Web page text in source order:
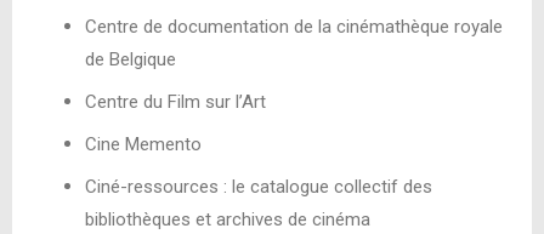
Centre de documentation de la cinémathèque royale
de Belgique
Centre du Film sur l’Art
Cine Memento
Ciné-ressources : le catalogue collectif des
bibliothèques et archives de cinéma